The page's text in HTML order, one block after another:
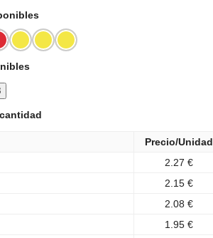
Precio/Unidad
2.27 €
2.15 €
2.08 €
1.95 €